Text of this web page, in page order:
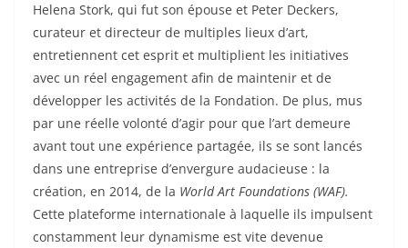
Helena Stork, qui fut son épouse et Peter Deckers,
curateur et directeur de multiples lieux d’art,
entretiennent cet esprit et multiplient les initiatives
avec un réel engagement afin de maintenir et de
développer les activités de la Fondation. De plus, mus
par une réelle volonté d’agir pour que l’art demeure
avant tout une expérience partagée, ils se sont lancés
dans une entreprise d’envergure audacieuse : la
création, en 2014, de la World Art Foundations (WAF).
Cette plateforme internationale à laquelle ils impulsent
constamment leur dynamisme est vite devenue